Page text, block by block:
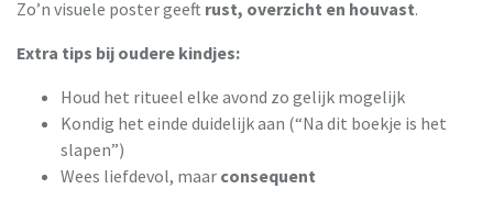
Zo’n visuele poster geeft rust, overzicht en houvast.
Extra tips bij oudere kindjes:
Houd het ritueel elke avond zo gelijk mogelijk
Kondig het einde duidelijk aan (“Na dit boekje is het
slapen”)
Wees liefdevol, maar consequent